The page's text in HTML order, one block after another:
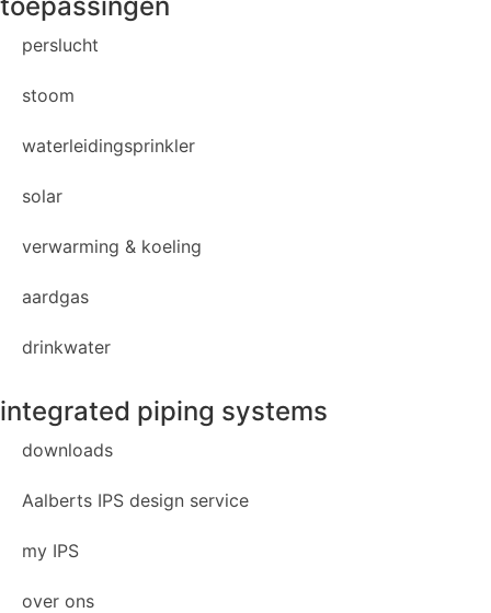
perslucht
stoom
waterleidingsprinkler
solar
verwarming & koeling
aardgas
drinkwater
integrated piping systems
downloads
Aalberts IPS design service
my IPS
over ons